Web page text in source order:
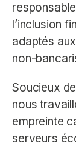
l’inclusion
adaptés
non-
Soucieux
nous
empreinte
serveurs